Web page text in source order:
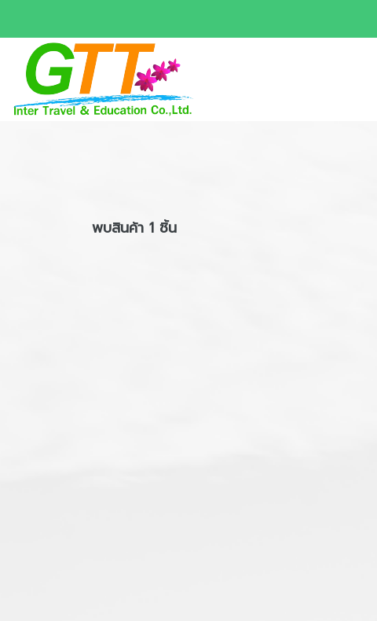
พบสินค้า 1 ชิ้น